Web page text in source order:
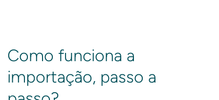
Como funciona a
importação, passo a